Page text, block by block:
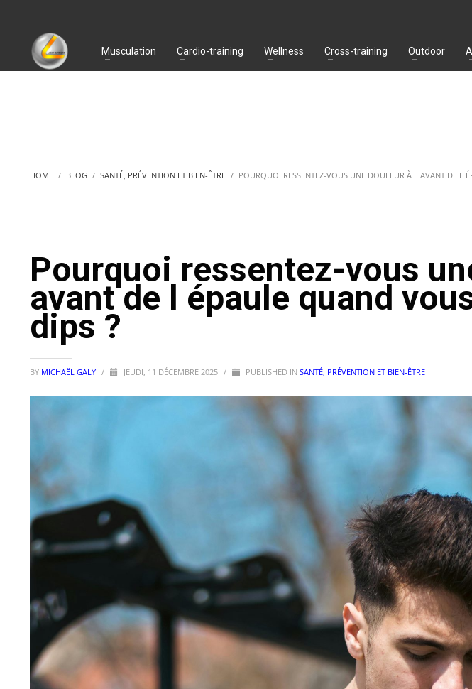
Musculation Cardio-training Wellness Cross-training Outdoor
HOME BLOG SANTÉ, PRÉVENTION ET BIEN-ÊTRE POURQUOI RESSENTEZ-VOUS UNE DOULEUR À L AVANT DE L
Pourquoi ressentez-vous
avant de l épaule quand
dips ?
BY MICHAËL GALY / JEUDI, 11 DÉCEMBRE 2025 / PUBLISHED IN SANTÉ, PRÉVENTION ET BIEN-ÊTRE